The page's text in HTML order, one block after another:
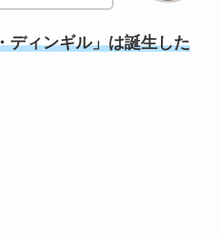
ディンギル」は誕生した